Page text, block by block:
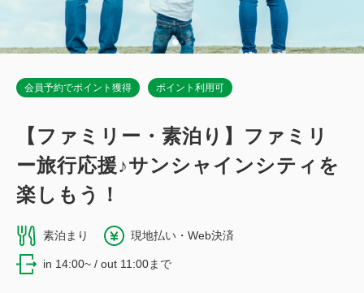
詳細 今すぐ予約
会員予約でポイント獲得 ポイント利用可
【ファミリー・素泊り】ファミリ
ー旅行応援♪サンシャインシティを
楽しもう！
素泊まり 現地払い・Web決済
in 14:00~ / out 11:00まで